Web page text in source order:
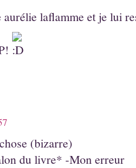
laflamme et je lui
(bizarre)
du livre* -Mon erreur